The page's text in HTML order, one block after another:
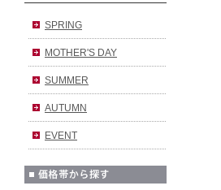
SPRING
MOTHER'S DAY
SUMMER
AUTUMN
EVENT